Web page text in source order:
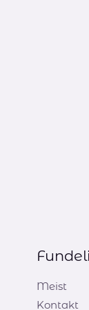
Meist
Kontakt